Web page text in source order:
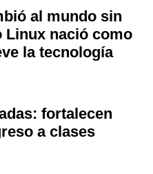
al mundo sin
Linux nació como
la tecnología
fortalecen
a clases